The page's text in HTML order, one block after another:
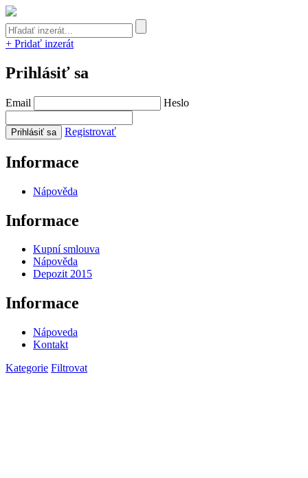
+ Pridať inzerát
Prihlásiť sa
Email Heslo
Registrovať
Informace
Nápověda
Informace
Kupní smlouva
Nápověda
Depozit 2015
Informace
Nápoveda
Kontakt
Kategorie Filtrovat